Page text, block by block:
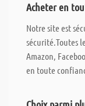
Acheter en
Notre site est
sécurité.Toutes
Amazon,
en toute